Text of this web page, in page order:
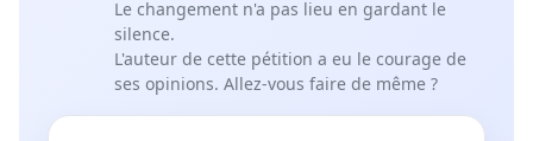
Si comme nous, vous pensez que notre belle région
vaut mieux que tout cela, réagissez avant qu'il ne soit
trop tard. Pour la défense des paysages de la Warche de
Le changement n'a pas lieu en gardant le
silence.
L'auteur de cette pétition a eu le courage de
ses opinions. Allez-vous faire de même ?